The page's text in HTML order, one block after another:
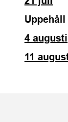
4 augusti
11